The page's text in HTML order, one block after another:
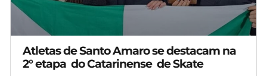
Atletas de Santo Amaro se destacam na
2° etapa do Catarinense de Skate